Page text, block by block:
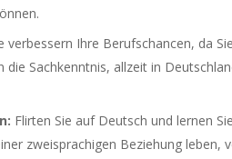
verbessern Ihre Berufschancen, da
die Sachkenntnis, allzeit in
Flirten Sie auf Deutsch und lernen
zweisprachigen Beziehung